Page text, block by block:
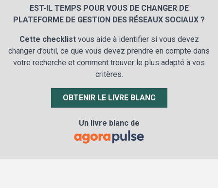
EST-IL TEMPS POUR VOUS DE CHANGER DE
PLATEFORME DE GESTION DES RÉSEAUX SOCIAUX ?
Cette checklistvous aide à identifier si vous devez
changer d’outil, ce que vous devez prendre en compte dans
votre recherche et comment trouver le plus adapté à vos
critères.
OBTENIR LE LIVRE BLANC
Un livre blanc de